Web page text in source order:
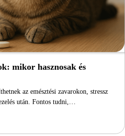
mikor hasznosak és
az emésztési zavarokon, stressz
után. Fontos tudni,…